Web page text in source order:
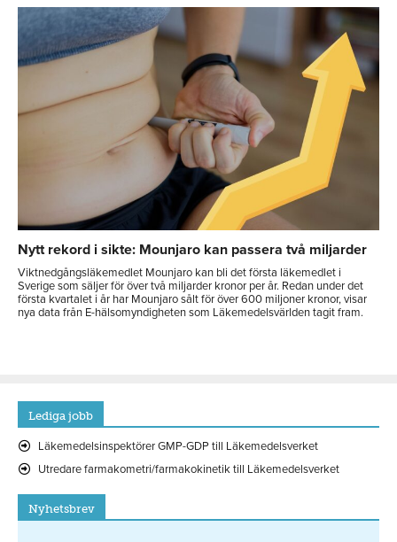
Nytt rekord i sikte: Mounjaro kan passera två miljarder
Viktnedgångsläkemedlet Mounjaro kan bli det första läkemedlet i
Sverige som säljer för över två miljarder kronor per år. Redan under det
första kvartalet i år har Mounjaro sålt för över 600 miljoner kronor, visar
nya data från E-hälsomyndigheten som Läkemedelsvärlden tagit fram.
Lediga jobb
Läkemedelsinspektörer GMP-GDP till Läkemedelsverket
Utredare farmakometri/farmakokinetik till Läkemedelsverket
Nyhetsbrev